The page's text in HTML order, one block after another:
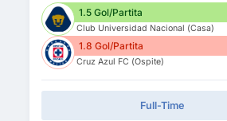
1.5 Gol/Partita
Club Universidad Nacional (Casa)
1.8 Gol/Partita
Cruz Azul FC (Ospite)
Full-Time